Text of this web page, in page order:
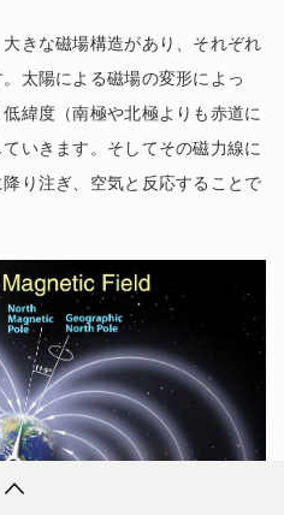
きな磁場構造があり、それぞれ
太陽による磁場の変形によっ
緯度（南極や北極よりも赤道に
いきます。そしてその磁力線に
り注ぎ、空気と反応することで